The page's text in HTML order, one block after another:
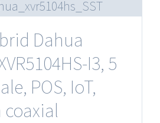
Dahua
I3, 5
POS, IoT,